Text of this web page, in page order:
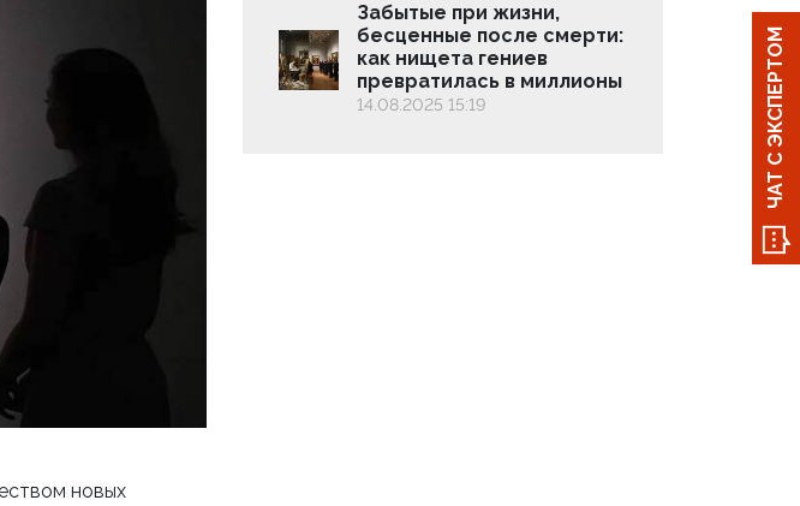
новых
Забытые при жизни,
бесценные после смерти:
как нищета гениев
превратилась в миллионы
14.08.2025 15:19 ЧАТ С ЭКСПЕРТОМ